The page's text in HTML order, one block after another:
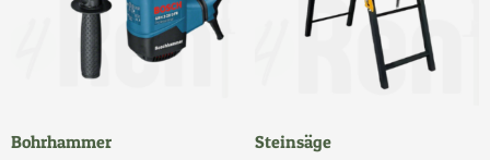
Bohrhammer Steinsäge